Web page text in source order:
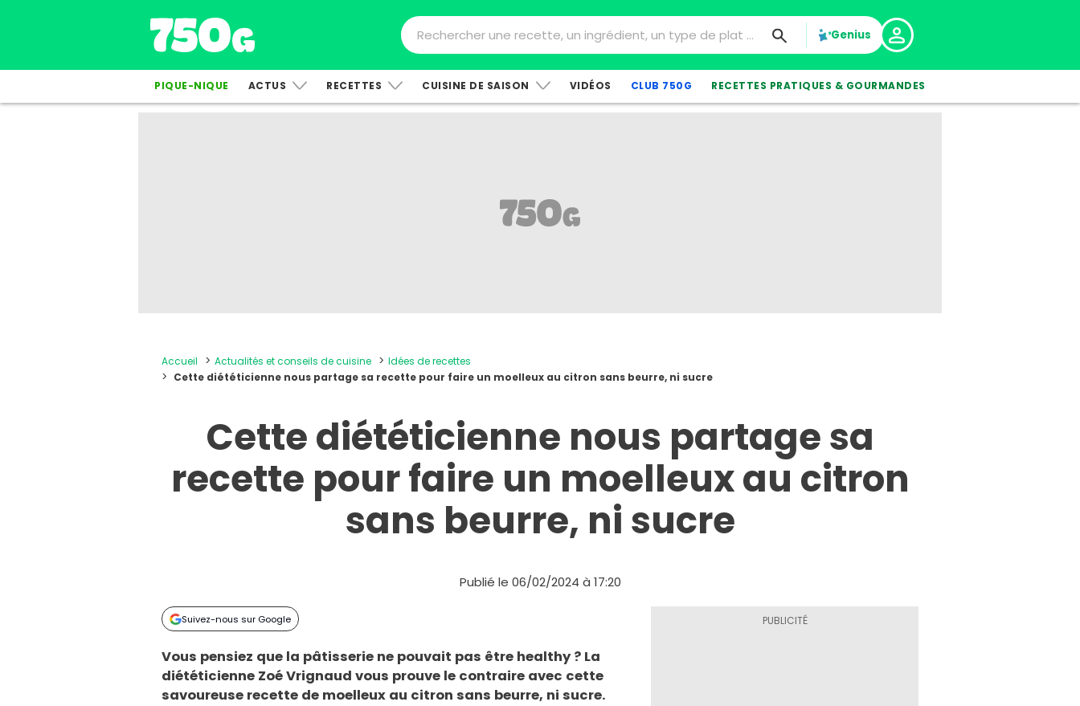
Genius
PIQUE-NIQUE ACTUS RECETTES CUISINE DE SAISON VIDÉOS CLUB 750G RECETTES PRATIQUES & GOURMANDES
Accueil Actualités et conseils de cuisine
Idées de recettes
Cette diététicienne nous partage sa recette pour faire un moelleux au citron sans beurre, ni sucre
Cette diététicienne nous partage sa
recette pour faire un moelleux au citron
sans beurre, ni sucre
Publié le 06/02/2024 à 17:20
Suivez-nous sur Google
Vous pensiez que la pâtisserie ne pouvait pas être healthy ? La
diététicienne Zoé Vrignaud vous prouve le contraire avec cette
savoureuse recette de moelleux au citron sans beurre, ni sucre.